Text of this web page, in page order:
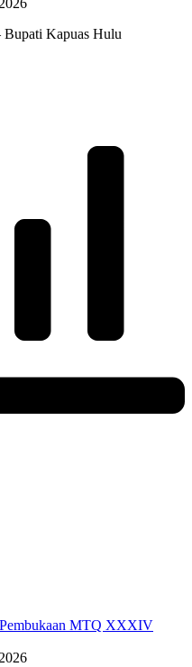
Kapuas Hulu
MTQ XXXIV